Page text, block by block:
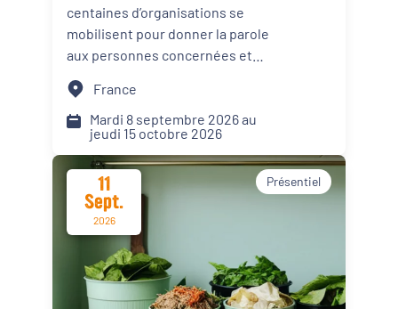
centaines d’organisations se
mobilisent pour donner la parole
aux personnes concernées et
sur les solutions locales.
France
Mardi 8 septembre 2026 au
jeudi 15 octobre 2026
11
Sept.
2026
Présentiel